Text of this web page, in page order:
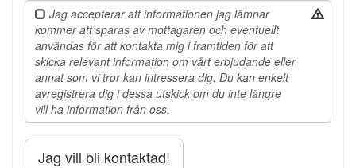
Jag accepterar att informationen jag lämnar
kommer att sparas av mottagaren och eventuellt
användas för att kontakta mig i framtiden för att
skicka relevant information om vårt erbjudande eller
annat som vi tror kan intressera dig. Du kan enkelt
avregistrera dig i dessa utskick om du inte längre
vill ha information från oss.
Jag vill bli kontaktad!